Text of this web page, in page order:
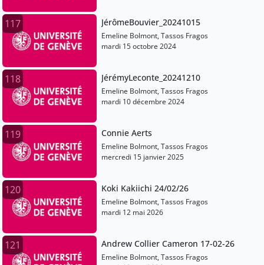
117 JérômeBouvier_20241015
Emeline Bolmont, Tassos Fragos
mardi 15 octobre 2024
118 JérémyLeconte_20241210
Emeline Bolmont, Tassos Fragos
mardi 10 décembre 2024
119 Connie Aerts
Emeline Bolmont, Tassos Fragos
mercredi 15 janvier 2025
120 Koki Kakiichi 24/02/26
Emeline Bolmont, Tassos Fragos
mardi 12 mai 2026
121 Andrew Collier Cameron 17-02-26
Emeline Bolmont, Tassos Fragos